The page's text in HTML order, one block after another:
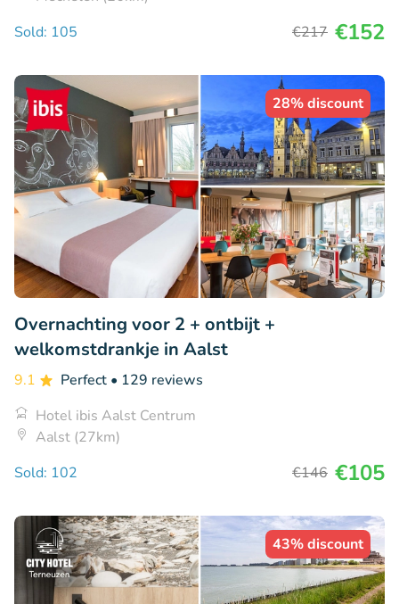
Sold: 105
€217 €152
28% discount
Overnachting voor 2 + ontbijt +
welkomstdrankje in Aalst
9.1 Perfect • 129 reviews
Hotel ibis Aalst Centrum
Aalst (27km)
Sold: 102
€146 €105
43% discount